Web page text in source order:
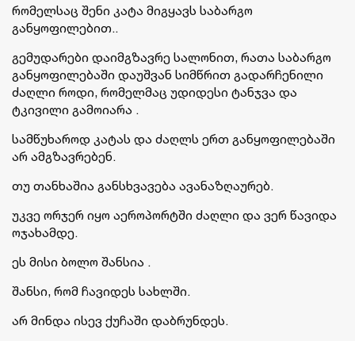
რომელსაც შენი კატა მიგყავს საბარგო
განყოფილებით..
გემუდარები დაიმგზავრე სალონით, რათა საბარგო
განყოფილებაში დაუშვან სიმწრით გადარჩენილი
ძაღლი როდი, რომელმაც უდიდესი ტანჯვა და
ტკივილი გამოიარა .
სამწუხაროდ კატას და ძაღლს ერთ განყოფილებაში
არ ამგზავრებენ.
თუ თანხაშია განსხვავება ავანაზღაურებ.
უკვე ორჯერ იყო აეროპორტში ძაღლი და ვერ წავიდა
ოჯახამდე.
ეს მისი ბოლო შანსია .
შანსი, რომ ჩავიდეს სახლში.
არ მინდა ისევ ქუჩაში დაბრუნდეს.